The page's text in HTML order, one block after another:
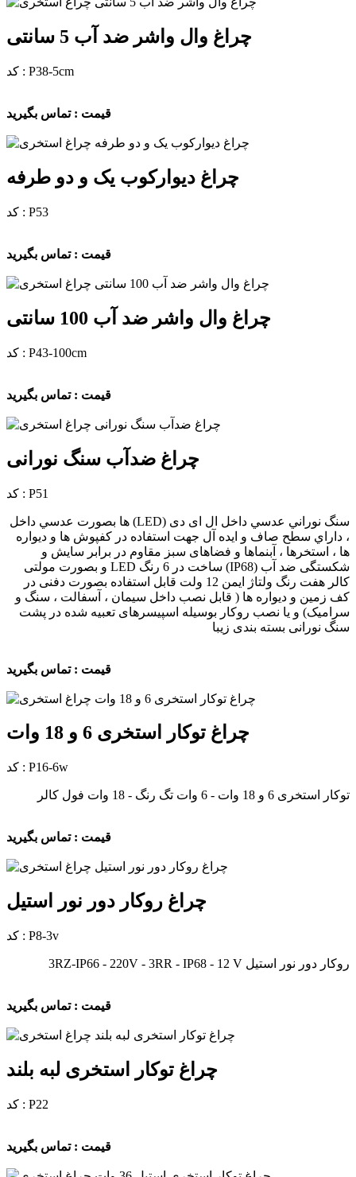
چراغ وال واشر ضد آب 5 سانتی
کد : P38-5cm
قیمت : تماس بگیرید
چراغ دیوارکوب یک و دو طرفه
کد : P53
قیمت : تماس بگیرید
چراغ وال واشر ضد آب 100 سانتی
کد : P43-100cm
قیمت : تماس بگیرید
چراغ ضدآب سنگ نورانی
کد : P51
سنگ نوراني عدسي داخل ال ای دی (LED) ها بصورت عدسي داخل
، داراي سطح صاف و ايده آل جهت استفاده در كفپوش ها و ديواره
ها ، استخرها ، آبنماها و فضاهای سبز مقاوم در برابر سایش و
شکستگی ضد آب (IP68) ساخت در 6 رنگ LED و بصورت مولتی
کالر هفت رنگ ولتاژ ایمن 12 ولت قابل استفاده بصورت دفنی در
کف زمین و دیواره ها ( قابل نصب داخل سیمان ، آسفالت ، سنگ و
سرامیک) و یا نصب روکار بوسیله اسپیسرهای تعبیه شده در پشت
سنگ نورانی بسته بندی زیبا
قیمت : تماس بگیرید
چراغ توکار استخری 6 و 18 وات
کد : P16-6w
توکار استخری 6 و 18 وات - 6 وات تگ رنگ - 18 وات فول کالر
قیمت : تماس بگیرید
چراغ روکار دور نور استیل
کد : P8-3v
روکار دور نور استیل 3RZ-IP66 - 220V - 3RR - IP68 - 12 V
قیمت : تماس بگیرید
چراغ توکار استخری لبه بلند
کد : P22
قیمت : تماس بگیرید